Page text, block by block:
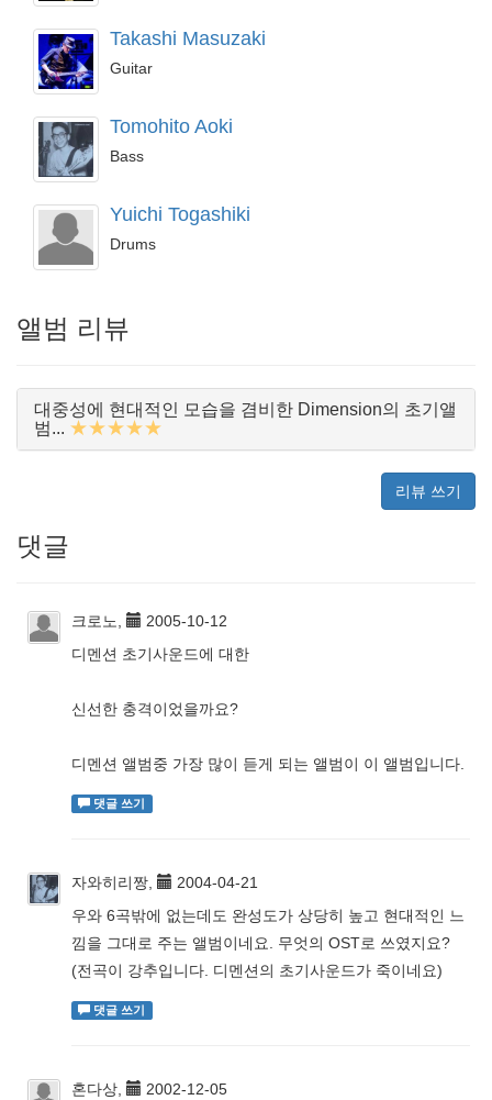
Takashi Masuzaki
Guitar
Tomohito Aoki
Bass
Yuichi Togashiki
Drums
앨범 리뷰
대중성에 현대적인 모습을 겸비한 Dimension의 초기앨
범... ★★★★★
리뷰 쓰기
댓글
크로노,
2005-10-12
디멘션 초기사운드에 대한
신선한 충격이었을까요?
디멘션 앨범중 가장 많이 듣게 되는 앨범이 이 앨범입니다.
댓글 쓰기
자와히리짱,
2004-04-21
우와 6곡밖에 없는데도 완성도가 상당히 높고 현대적인 느
낌을 그대로 주는 앨범이네요. 무엇의 OST로 쓰였지요?
(전곡이 강추입니다. 디멘션의 초기사운드가 죽이네요)
댓글 쓰기
혼다상,
2002-12-05